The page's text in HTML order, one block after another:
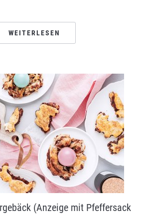
WEITERLESEN
(Anzeige mit Pfeffersack